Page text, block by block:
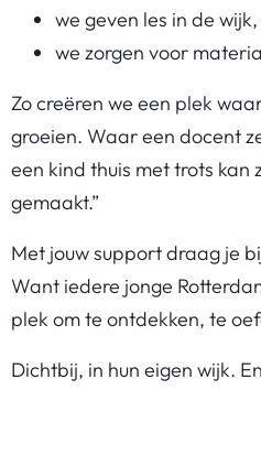
we geven les in de
we zorgen voor
Zo creëren we een plek
groeien. Waar een docent
een kind thuis met trots kan
gemaakt.”
Met jouw support draag je
Want iedere jonge
plek om te ontdekken, te
Dichtbij, in hun eigen wijk.